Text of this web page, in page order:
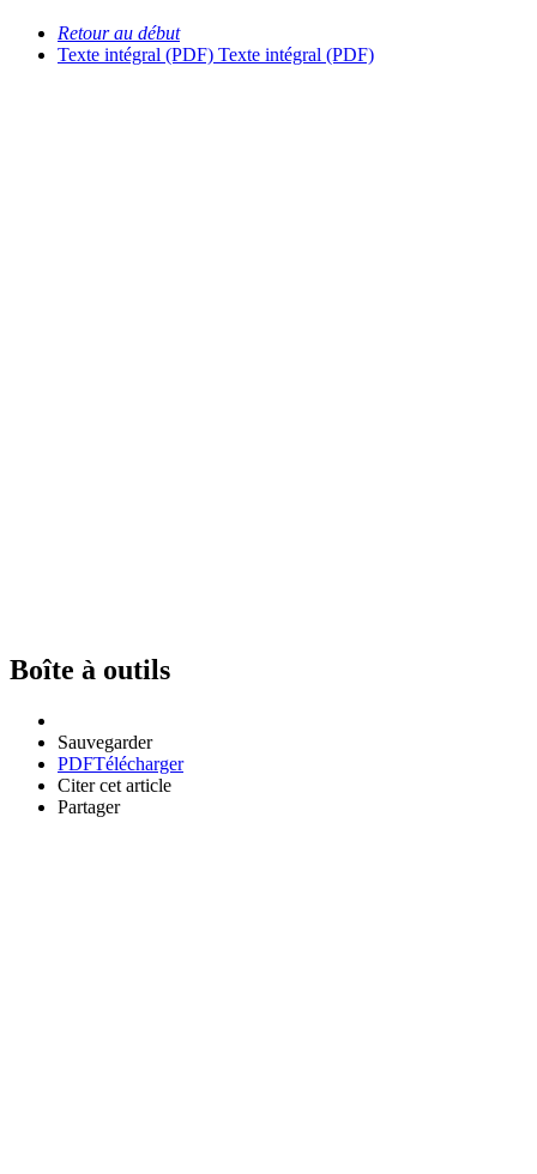
Retour au début
Texte intégral (PDF) Texte intégral (PDF)
Boîte à outils
Sauvegarder
PDFTélécharger
Citer cet article
Partager